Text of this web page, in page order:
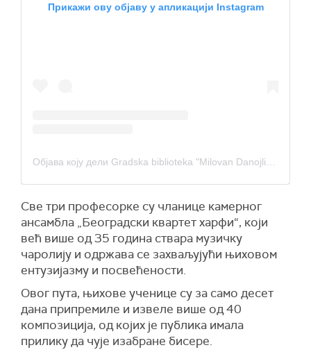
Прикажи ову објаву у апликацији Instagram
Све три професорке су чланице камерног
ансамбла „Београдски квартет харфи“, који
већ више од 35 година ствара музичку
чаролију и одржава се захваљујући њиховом
ентузијазму и посвећености.
Овог пута, њихове ученице су за само десет
дана припремиле и извеле више од 40
композиција, од којих је публика имала
прилику да чује изабране бисере.